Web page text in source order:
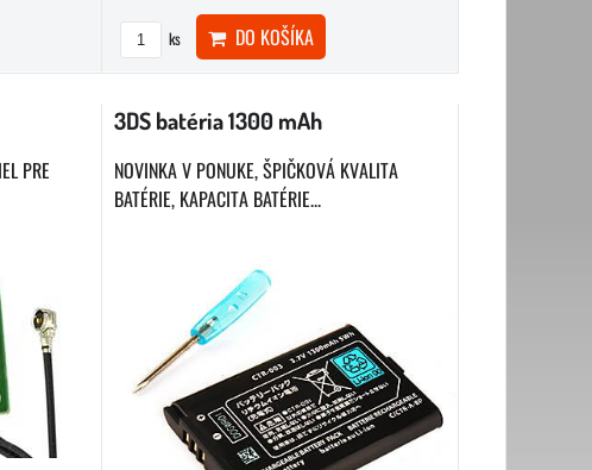
ks DO KOŠÍKA
PRE
3DS batéria 1300 mAh
NOVINKA V PONUKE, ŠPIČKOVÁ KVALITA
BATÉRIE, KAPACITA BATÉRIE...